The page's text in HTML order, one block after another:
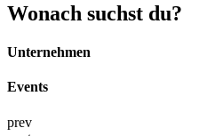
Wonach suchst du?
Unternehmen
Events
prev